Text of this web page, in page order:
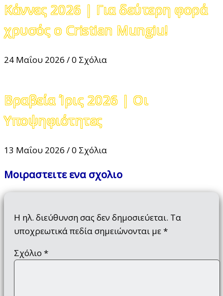
Κάννες 2026 | Για δεύτερη φορά
χρυσός ο Cristian Mungiu!
24 Μαΐου 2026 /0 Σχόλια
Βραβεία Ίρις 2026 | Οι
Υποψηφιότητες
13 Μαΐου 2026 /0 Σχόλια
Μοιραστειτε ενα σχολιο
Η ηλ. διεύθυνση σας δεν δημοσιεύεται. Τα
υποχρεωτικά πεδία σημειώνονται με*
Σχόλιο *